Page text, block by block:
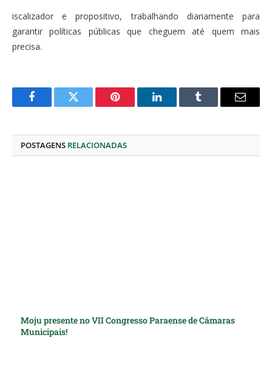
iscalizador e propositivo, trabalhando diariamente para
garantir políticas públicas que cheguem até quem mais
precisa.
FacebookTwitter Pinterest O
Tumblr
E-
POSTAGENS RELACIONADAS
Moju presente no VII Congresso Paraense de Câmaras
Municipais!